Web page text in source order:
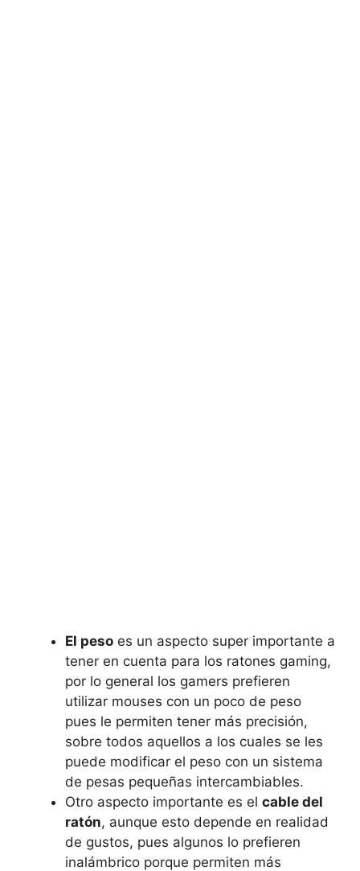
El peso es un aspecto super importante a
tener en cuenta para los ratones gaming,
por lo general los gamers prefieren
utilizar mouses con un poco de peso
pues le permiten tener más precisión,
sobre todos aquellos a los cuales se les
puede modificar el peso con un sistema
de pesas pequeñas intercambiables.
Otro aspecto importante es el cable del
ratón, aunque esto depende en realidad
de gustos, pues algunos lo prefieren
inalámbrico porque permiten más